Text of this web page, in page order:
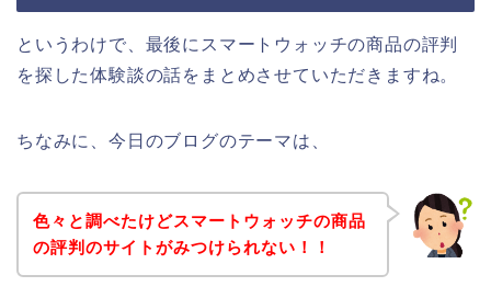
というわけで、最後にスマートウォッチの商品の評判
を探した体験談の話をまとめさせていただきますね。
ちなみに、今日のブログのテーマは、
色々と調べたけどスマートウォッチの商品
の評判のサイトがみつけられない！！